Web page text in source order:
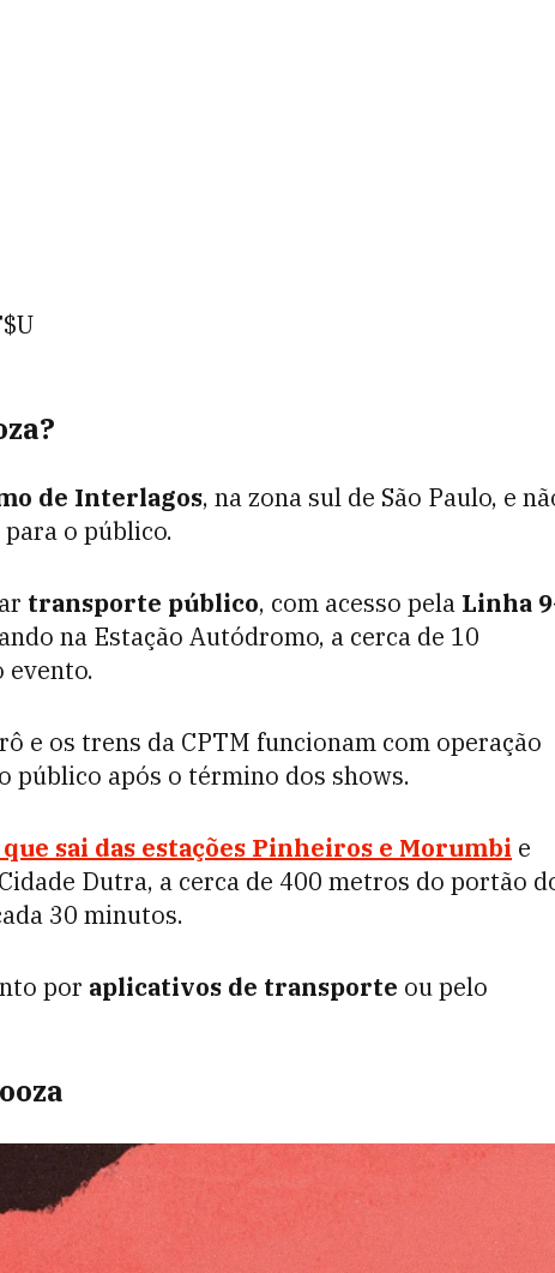
de Interlagos, na zona sul de São Paulo, e
o público.
transporte público, com acesso pela Linha
na Estação Autódromo, a cerca de 10
evento.
e os trens da CPTM funcionam com operação
após o término dos shows.
sai das estações Pinheiros e Morumbi e
Dutra, a cerca de 400 metros do portão
30 minutos.
por aplicativos de transporte ou pelo